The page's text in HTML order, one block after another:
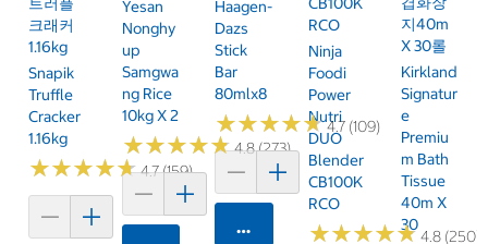
크래커
1.16kg
Snapik
Truffle
Cracker
1.16kg
★★★★★
★★★★★4.7 (159)
Yesan
Nonghy
Up
Samgwa
Ng Rice
10kg X 2
★★★★★
★★★★★4.8 (273)
Haagen-
Dazs
Stick
Bar
80mlx8
★★★★★
★★★★★4.7 (109)
카트에 담기
RCO
Ninja
Foodi
Power
Nutri
DUO
Blender
CB100K
RCO
★★★★★
★★★★★4.8 (250)
지40m
X 30롤
Kirkland
Signatur
E
Premiu
M Bath
Tissue
40m X
30